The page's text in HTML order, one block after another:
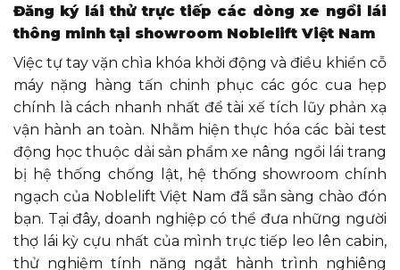
Đăng ký lái thử trực tiếp các dòng xe ngồi lái
thông minh tại showroom Noblelift Việt Nam
Việc tự tay vặn chìa khóa khởi động và điều khiển cỗ
máy nặng hàng tấn chinh phục các góc cua hẹp
chính là cách nhanh nhất để tài xế tích lũy phản xạ
vận hành an toàn. Nhằm hiện thực hóa các bài test
động học thuộc dải sản phẩm xe nâng ngồi lái trang
bị hệ thống chống lật, hệ thống showroom chính
ngạch của Noblelift Việt Nam đã sẵn sàng chào đón
bạn. Tại đây, doanh nghiệp có thể đưa những người
thợ lái kỳ cựu nhất của mình trực tiếp leo lên cabin,
thử nghiệm tính năng ngắt hành trình nghiêng